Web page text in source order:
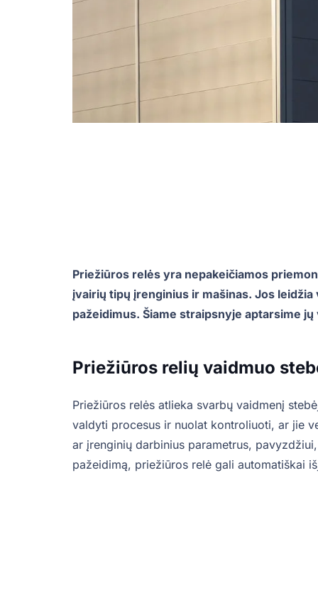
Priežiūros relės yra nepakeičiamos
įvairių tipų įrenginius ir mašinas. Jos
pažeidimus. Šiame straipsnyje aptarsime
Priežiūros relių vaidmuo
Priežiūros relės atlieka svarbų vaidmenį
valdyti procesus ir nuolat kontroliuoti, ar jie
ar įrenginių darbinius parametrus,
pažeidimą, priežiūros relė gali automatiškai